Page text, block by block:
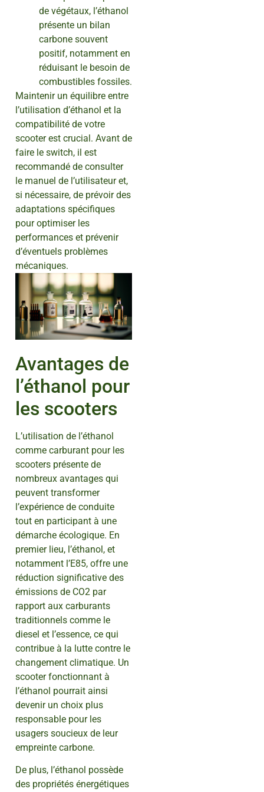
de végétaux, l’éthanol
présente un bilan
carbone souvent
positif, notamment en
réduisant le besoin de
combustibles fossiles.
Maintenir un équilibre entre
l’utilisation d’éthanol et la
compatibilité de votre
scooter est crucial. Avant de
faire le switch, il est
recommandé de consulter
le manuel de l’utilisateur et,
si nécessaire, de prévoir des
adaptations spécifiques
pour optimiser les
performances et prévenir
d’éventuels problèmes
mécaniques.
Avantages de
l’éthanol pour
les scooters
L’utilisation de l’éthanol
comme carburant pour les
scooters présente de
nombreux avantages qui
peuvent transformer
l’expérience de conduite
tout en participant à une
démarche écologique. En
premier lieu, l’éthanol, et
notamment l’E85, offre une
réduction significative des
émissions de CO2 par
rapport aux carburants
traditionnels comme le
diesel et l’essence, ce qui
contribue à la lutte contre le
changement climatique. Un
scooter fonctionnant à
l’éthanol pourrait ainsi
devenir un choix plus
responsable pour les
usagers soucieux de leur
empreinte carbone.
De plus, l’éthanol possède
des propriétés énergétiques